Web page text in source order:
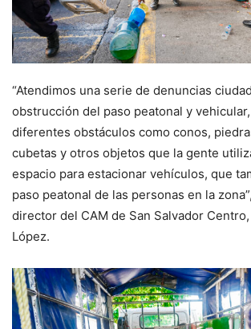
“Atendimos una serie de denuncias
obstrucción del paso peatonal y
diferentes obstáculos como conos,
cubetas y otros objetos que la gente
espacio para estacionar vehículos, que
paso peatonal de las personas en la
director del CAM de San Salvador
López.